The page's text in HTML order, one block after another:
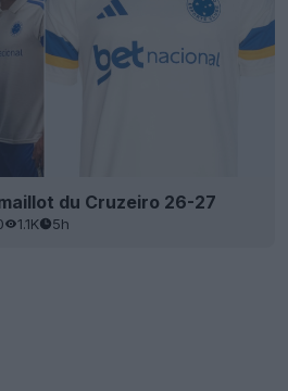
du Cruzeiro 26-27
1.1K 5h